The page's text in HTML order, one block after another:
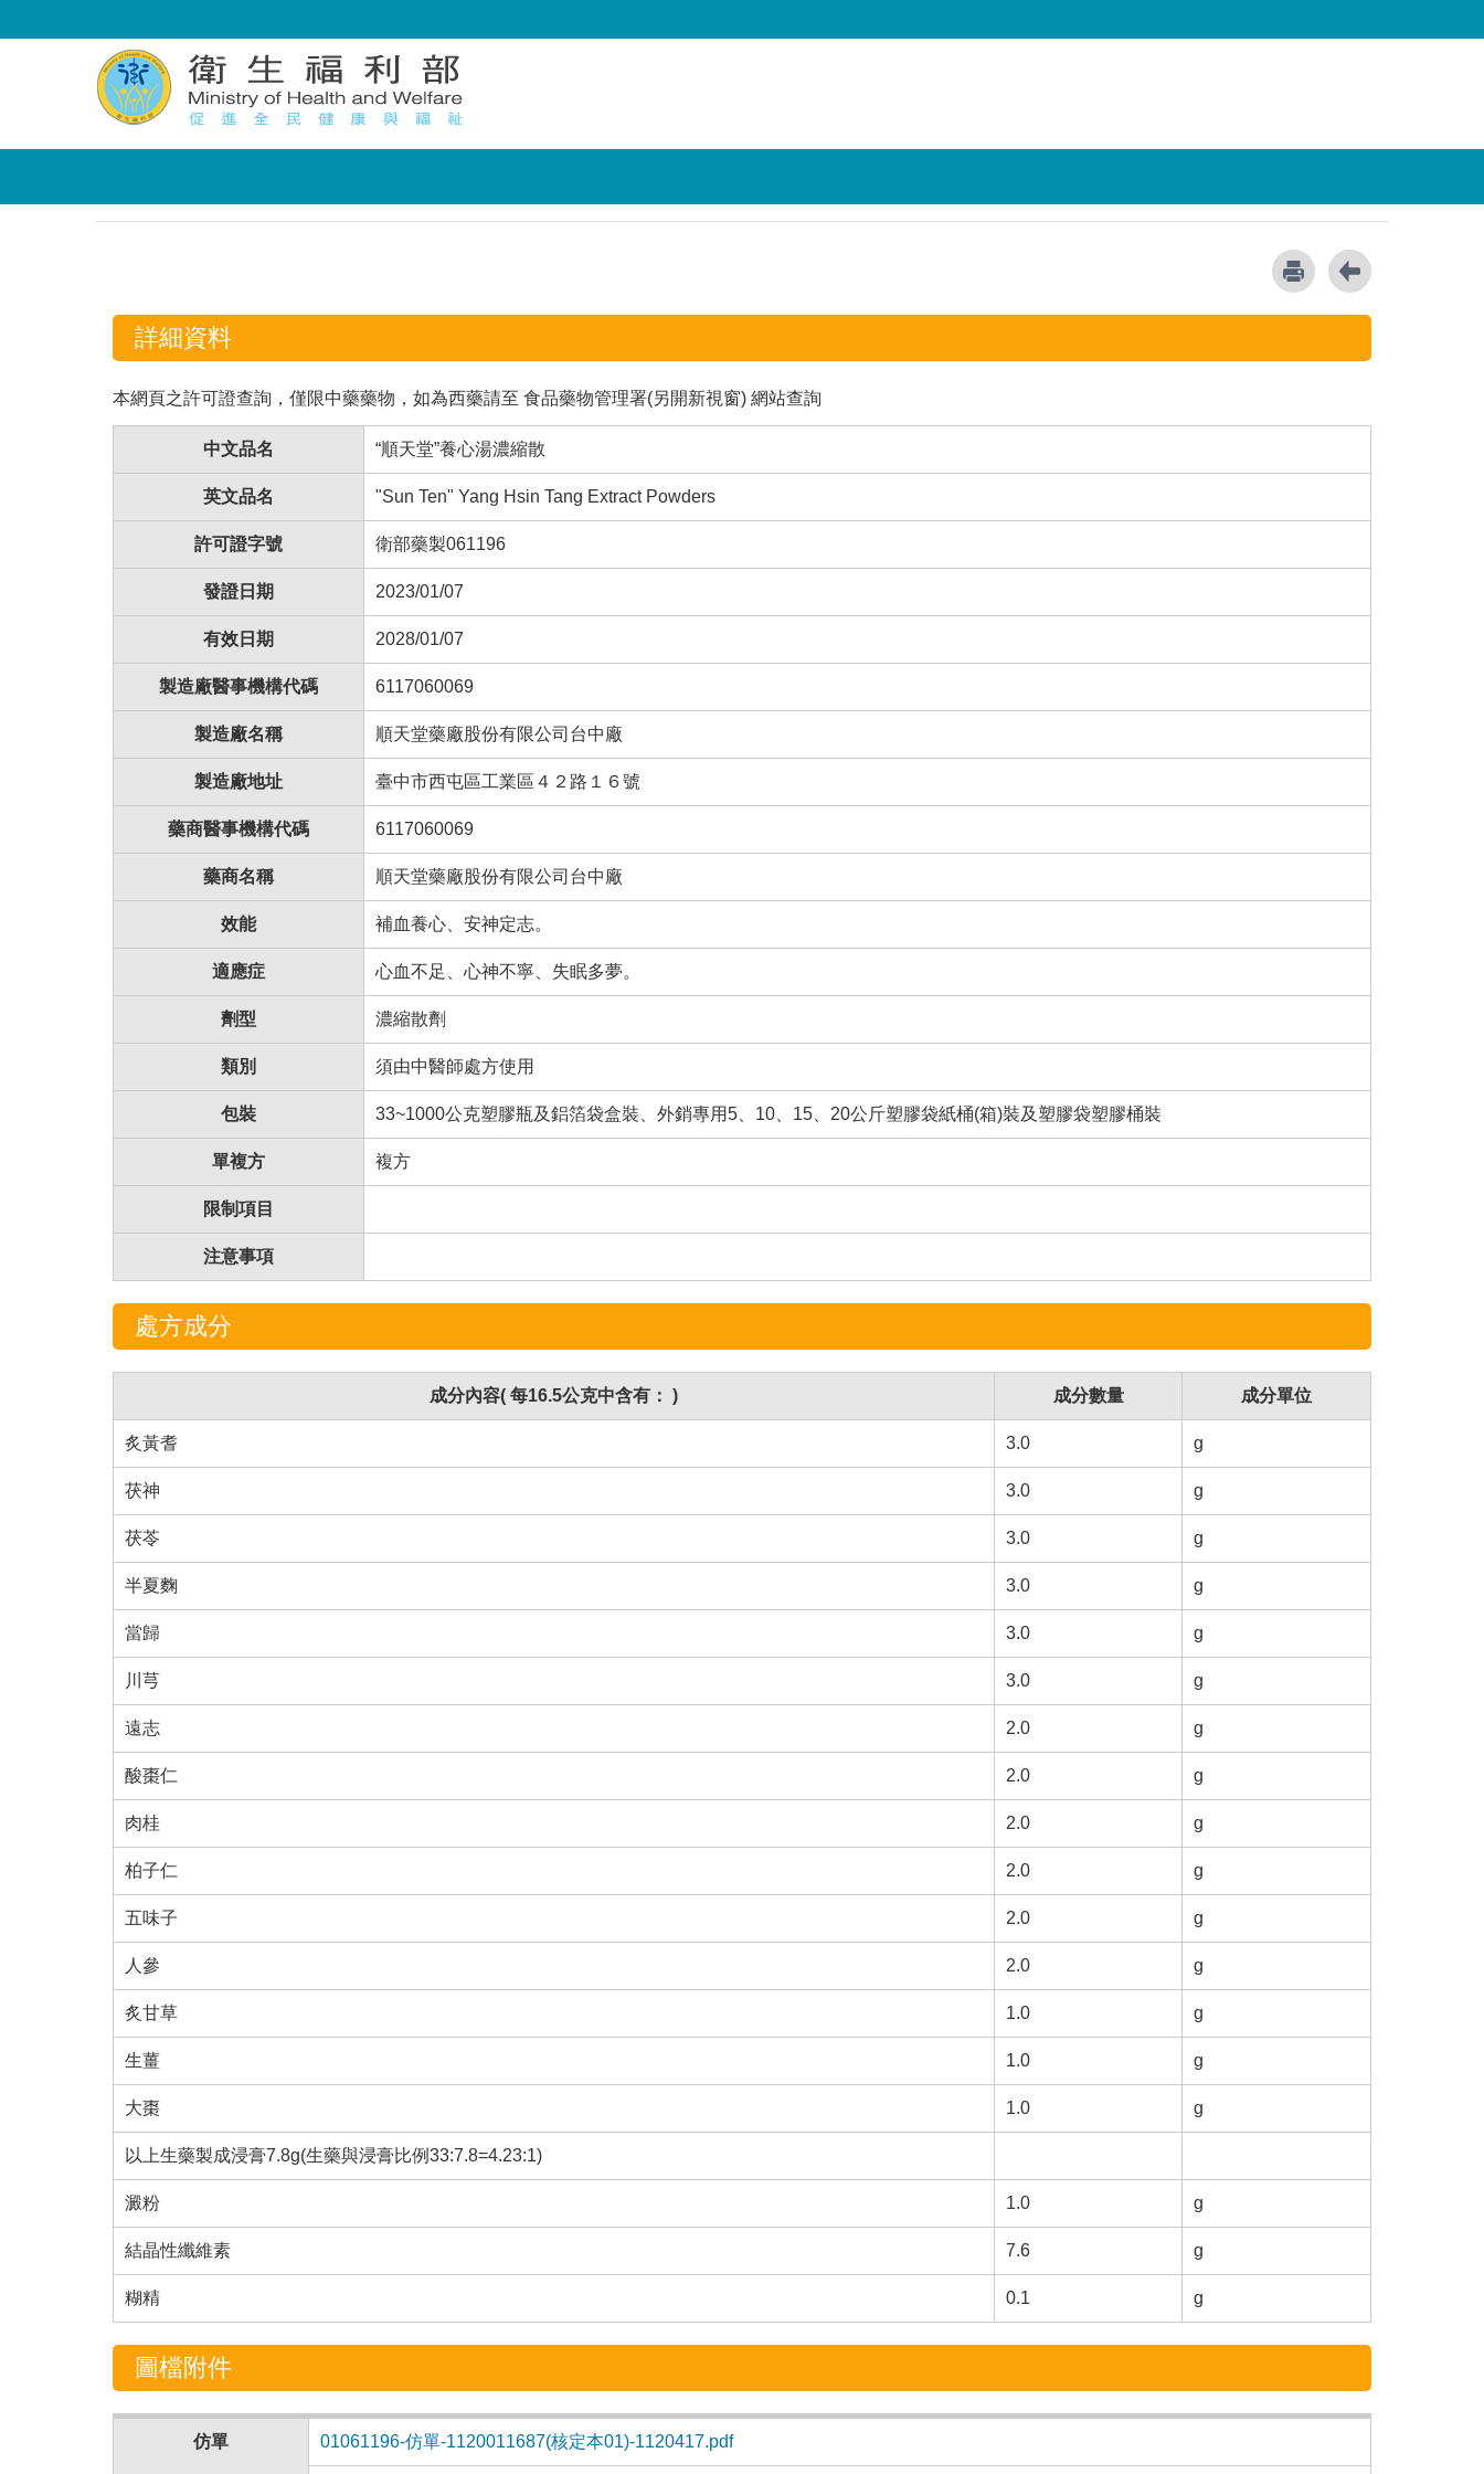
詳細資料
本網頁之許可證查詢，僅限中藥藥物，如為西藥請至 食品藥物管理署(另開新視窗) 網站查詢
中文品名 “順天堂”養心湯濃縮散
英文品名 "Sun Ten" Yang Hsin Tang Extract Powders
許可證字號 衛部藥製061196
發證日期 2023/01/07
有效日期 2028/01/07
製造廠醫事機構代碼 6117060069
製造廠名稱 順天堂藥廠股份有限公司台中廠
製造廠地址 臺中市西屯區工業區４２路１６號
藥商醫事機構代碼 6117060069
藥商名稱 順天堂藥廠股份有限公司台中廠
效能 補血養心、安神定志。
適應症 心血不足、心神不寧、失眠多夢。
劑型 濃縮散劑
類別 須由中醫師處方使用
包裝 33~1000公克塑膠瓶及鋁箔袋盒裝、外銷專用5、10、15、20公斤塑膠袋紙桶(箱)裝及塑膠袋塑膠桶裝
單複方 複方
限制項目
注意事項
處方成分
成分內容( 每16.5公克中含有： ) 成分數量 成分單位
炙黃耆 3.0 g
茯神 3.0 g
茯苓 3.0 g
半夏麴 3.0 g
當歸 3.0 g
川芎 3.0 g
遠志 2.0 g
酸棗仁 2.0 g
肉桂 2.0 g
柏子仁 2.0 g
五味子 2.0 g
人參 2.0 g
炙甘草 1.0 g
生薑 1.0 g
大棗 1.0 g
以上生藥製成浸膏7.8g(生藥與浸膏比例33:7.8=4.23:1)
澱粉 1.0 g
結晶性纖維素 7.6 g
糊精 0.1 g
圖檔附件
仿單 01061196-仿單-1120011687(核定本01)-1120417.pdf